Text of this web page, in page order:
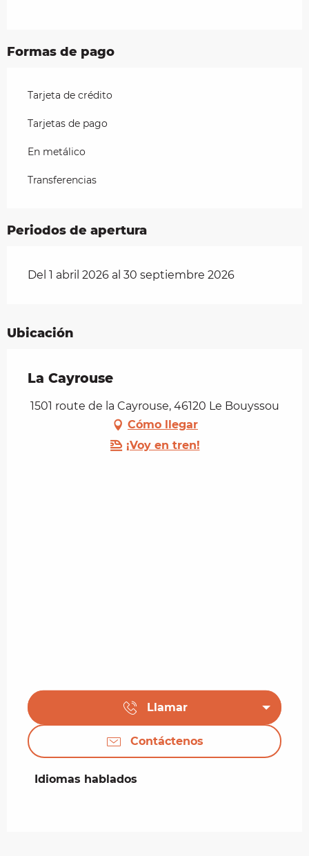
Formas de pago
Tarjeta de crédito
Tarjetas de pago
En metálico
Transferencias
Periodos de apertura
Del 1 abril 2026 al 30 septiembre 2026
Ubicación
La Cayrouse
1501 route de la Cayrouse, 46120 Le Bouyssou
Cómo llegar
¡Voy en tren!
Llamar
Contáctenos
Idiomas hablados
Idiomas hablados